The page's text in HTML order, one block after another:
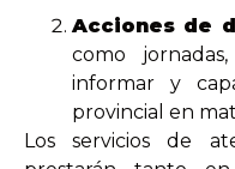
Acciones de
como
informar y
provincial en
Los servicios de